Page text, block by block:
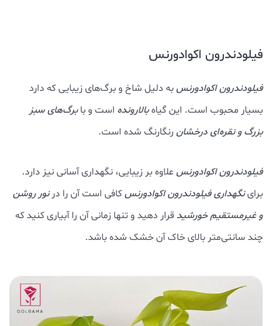
فیلودندرون اکوادورنس
فیلودندرون اکوادورنسبه دلیل شاخ و برگ‌های زیبایی که دارد
بسیار محبوب است. این گیاهبالارونده است و بابرگ‌های سبز
بزرگ و نقره‌ای درخشان رنگارنگ شده است.
فیلودندرون اکوادورنسعلاوه بر زیبایی، نگهداری آسانی نیز دارد.
براینگهداری فیلودندرون اکوادورنسکافی است آن را درنور روشن
و غیرمستقیم خورشیدقرار دهید و تنها زمانی آن را آبیاری کنید که
چند سانتی‌متر بالای خاک آن خشک شده باشد.